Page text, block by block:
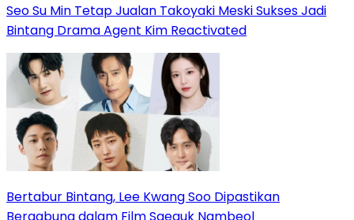
Seo Su Min Tetap Jualan Takoyaki Meski Sukses Jadi
Bintang Drama Agent Kim Reactivated
Bertabur Bintang, Lee Kwang Soo Dipastikan
Bergabung dalam Film Saeguk Nambeol